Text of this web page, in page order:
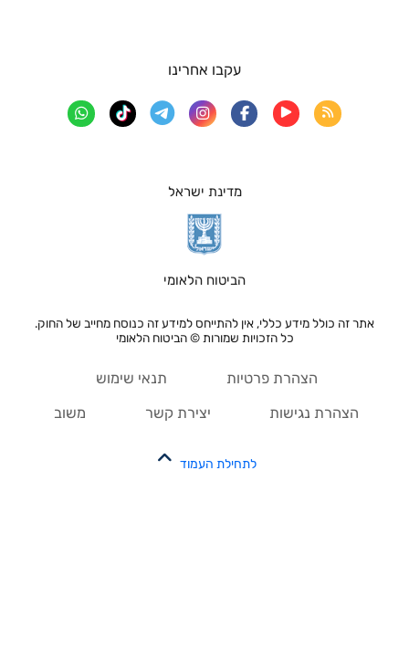
מדינת ישראל
הביטוח הלאומי
אתר זה כולל מידע כללי, אין להתייחס למידע זה כנוסח מחייב של החוק.
כל הזכויות שמורות © הביטוח הלאומי
עקבו אחרינו
הצהרת פרטיות תנאי שימוש
הצהרת נגישות יצירת קשר משוב
לתחילת העמוד